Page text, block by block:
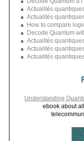
Actualités
Actualités
How to compare
Decode Quantum
Actualités
Actualités
Actualités
Understanding
ebook about